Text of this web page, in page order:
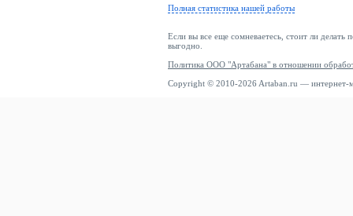
Полная статистика нашей работы
Если вы все еще сомневаетесь, стоит ли делать
выгодно.
Политика ООО "Артабана" в отношении
Copyright © 2010-2026 Artaban.ru — интернет-